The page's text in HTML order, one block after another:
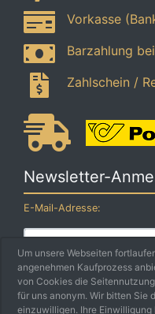
Vorkasse
Barzahlung
Zahlschein /
Newsletter-
E-Mail-Adresse:
Der Newsletter kann
abbestellt werden.
Um unsere Webseiten
angenehmen Kaufprozess
von Cookies die
für uns anonym. Wir bitten Sie
einzuwilligen. Ihre